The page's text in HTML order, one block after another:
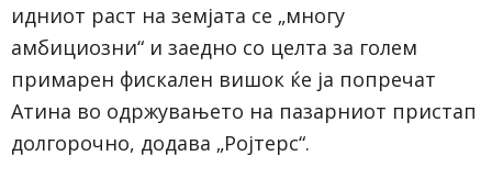
идниот раст на земјата се „многу
амбициозни“ и заедно со целта за голем
примарен фискален вишок ќе ја попречат
Атина во одржувањето на пазарниот пристап
долгорочно, додава „Ројтерс“.